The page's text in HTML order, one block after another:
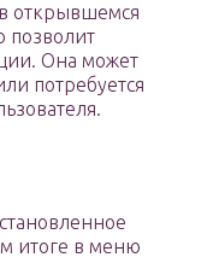
открывшемся
позволит
Она может
потребуется
итоге в меню